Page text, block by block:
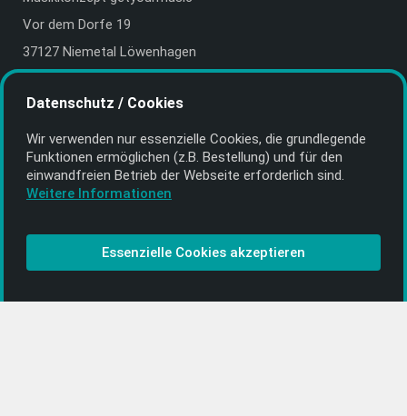
Vor dem Dorfe 19
37127 Niemetal Löwenhagen
E-Mail:info@getyourmusic.de
Alle Informationen
Kontakt
CD-Anbieter werden
CD-Anbieter-Login
Datenschutz / Cookies
Wir verwenden nur essenzielle Cookies, die grund­legende
Funktionen ermöglichen (z.B. Bestellung) und für den
einwand­freien Betrieb der Webseite erforderlich sind.
Weitere Informationen
Essenzielle Cookies akzeptieren